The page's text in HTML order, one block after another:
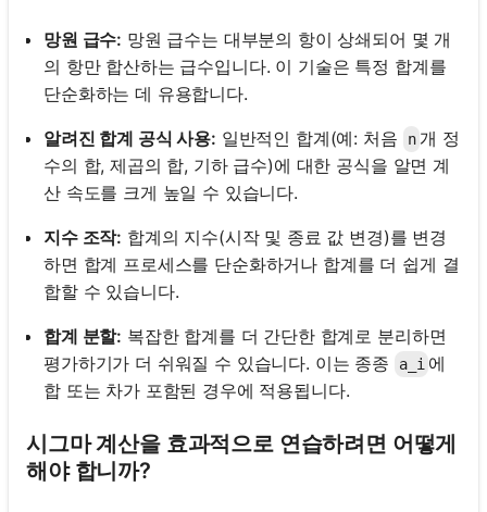
망원 급수: 망원 급수는 대부분의 항이 상쇄되어 몇 개
의 항만 합산하는 급수입니다. 이 기술은 특정 합계를
단순화하는 데 유용합니다.
알려진 합계 공식 사용: 일반적인 합계(예: 처음 n 개 정
수의 합, 제곱의 합, 기하 급수)에 대한 공식을 알면 계
산 속도를 크게 높일 수 있습니다.
지수 조작: 합계의 지수(시작 및 종료 값 변경)를 변경
하면 합계 프로세스를 단순화하거나 합계를 더 쉽게 결
합할 수 있습니다.
합계 분할: 복잡한 합계를 더 간단한 합계로 분리하면
평가하기가 더 쉬워질 수 있습니다. 이는 종종
a_i 에
합 또는 차가 포함된 경우에 적용됩니다.
시그마 계산을 효과적으로 연습하려면 어떻게
해야 합니까?